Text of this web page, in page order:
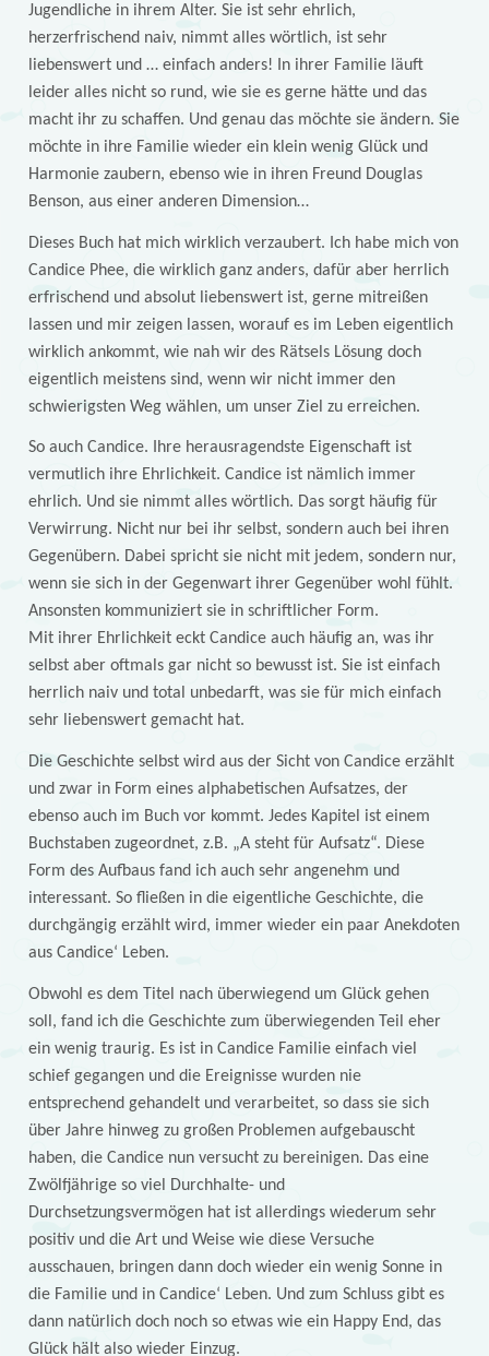
Jugendliche in ihrem Alter. Sie ist sehr ehrlich,
herzerfrischend naiv, nimmt alles wörtlich, ist sehr
liebenswert und … einfach anders! In ihrer Familie läuft
leider alles nicht so rund, wie sie es gerne hätte und das
macht ihr zu schaffen. Und genau das möchte sie ändern. Sie
möchte in ihre Familie wieder ein klein wenig Glück und
Harmonie zaubern, ebenso wie in ihren Freund Douglas
Benson, aus einer anderen Dimension…
Dieses Buch hat mich wirklich verzaubert. Ich habe mich von
Candice Phee, die wirklich ganz anders, dafür aber herrlich
erfrischend und absolut liebenswert ist, gerne mitreißen
lassen und mir zeigen lassen, worauf es im Leben eigentlich
wirklich ankommt, wie nah wir des Rätsels Lösung doch
eigentlich meistens sind, wenn wir nicht immer den
schwierigsten Weg wählen, um unser Ziel zu erreichen.
So auch Candice. Ihre herausragendste Eigenschaft ist
vermutlich ihre Ehrlichkeit. Candice ist nämlich immer
ehrlich. Und sie nimmt alles wörtlich. Das sorgt häufig für
Verwirrung. Nicht nur bei ihr selbst, sondern auch bei ihren
Gegenübern. Dabei spricht sie nicht mit jedem, sondern nur,
wenn sie sich in der Gegenwart ihrer Gegenüber wohl fühlt.
Ansonsten kommuniziert sie in schriftlicher Form.
Mit ihrer Ehrlichkeit eckt Candice auch häufig an, was ihr
selbst aber oftmals gar nicht so bewusst ist. Sie ist einfach
herrlich naiv und total unbedarft, was sie für mich einfach
sehr liebenswert gemacht hat.
Die Geschichte selbst wird aus der Sicht von Candice erzählt
und zwar in Form eines alphabetischen Aufsatzes, der
ebenso auch im Buch vor kommt. Jedes Kapitel ist einem
Buchstaben zugeordnet, z.B. „A steht für Aufsatz“. Diese
Form des Aufbaus fand ich auch sehr angenehm und
interessant. So fließen in die eigentliche Geschichte, die
durchgängig erzählt wird, immer wieder ein paar Anekdoten
aus Candice‘ Leben.
Obwohl es dem Titel nach überwiegend um Glück gehen
soll, fand ich die Geschichte zum überwiegenden Teil eher
ein wenig traurig. Es ist in Candice Familie einfach viel
schief gegangen und die Ereignisse wurden nie
entsprechend gehandelt und verarbeitet, so dass sie sich
über Jahre hinweg zu großen Problemen aufgebauscht
haben, die Candice nun versucht zu bereinigen. Das eine
Zwölfjährige so viel Durchhalte- und
Durchsetzungsvermögen hat ist allerdings wiederum sehr
positiv und die Art und Weise wie diese Versuche
ausschauen, bringen dann doch wieder ein wenig Sonne in
die Familie und in Candice‘ Leben. Und zum Schluss gibt es
dann natürlich doch noch so etwas wie ein Happy End, das
Glück hält also wieder Einzug.